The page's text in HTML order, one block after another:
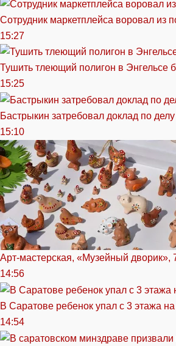
Сотрудник маркетплейса воровал из
15:27
Тушить тлеющий полигон в Энгельсе
15:25
Бастрыкин затребовал доклад по
15:10
Арт-мастерская, «Музейный дворик»,
14:56
В Саратове ребенок упал с 3 этажа
14:54